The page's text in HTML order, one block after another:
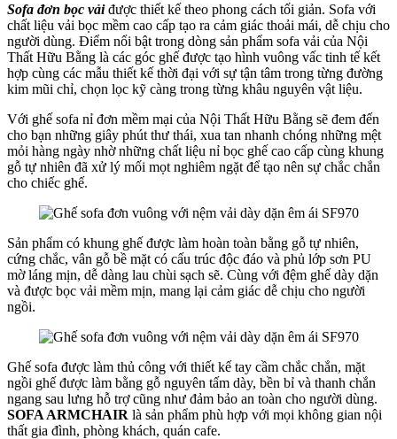
Sofa đơn bọc vảiđược thiết kế theo phong cách tối giản. Sofa với
chất liệu vải bọc mềm cao cấp tạo ra cảm giác thoải mái, dễ chịu cho
người dùng. Điểm nổi bật trong dòng sản phẩm sofa vải của Nội
Thất Hữu Bằng là các góc ghế được tạo hình vuông vấc tinh tế kết
hợp cùng các mẫu thiết kế thời đại với sự tận tâm trong từng đường
kim mũi chỉ, chọn lọc kỹ càng trong từng khâu nguyên vật liệu.
Với ghế sofa nỉ đơn mềm mại của Nội Thất Hữu Bằng sẽ đem đến
cho bạn những giây phút thư thái, xua tan nhanh chóng những mệt
mỏi hàng ngày nhờ những chất liệu nỉ bọc ghế cao cấp cùng khung
gỗ tự nhiên đã xử lý mối mọt nghiêm ngặt để tạo nên sự chắc chắn
cho chiếc ghế.
Sản phẩm có khung ghế được làm hoàn toàn bằng gỗ tự nhiên,
cứng chắc, vân gỗ bề mặt có cấu trúc độc đáo và phủ lớp sơn PU
mờ láng mịn, dễ dàng lau chùi sạch sẽ. Cùng với đệm ghế dày dặn
và được bọc vải mềm mịn, mang lại cảm giác dễ chịu cho người
ngồi.
Ghế sofa được làm thủ công với thiết kế tay cầm chắc chắn, mặt
ngồi ghế được làm bằng gỗ nguyên tấm dày, bền bỉ và thanh chắn
ngang sau lưng hỗ trợ cũng như đảm bảo an toàn cho người dùng.
SOFA ARMCHAIR là sản phẩm phù hợp với mọi không gian nội
thất gia đình, phòng khách, quán cafe.